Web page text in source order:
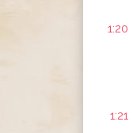
1:20
1:21